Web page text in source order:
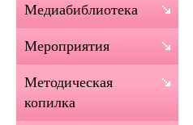
Медиабиблиотека
Мероприятия
Методическая
копилка